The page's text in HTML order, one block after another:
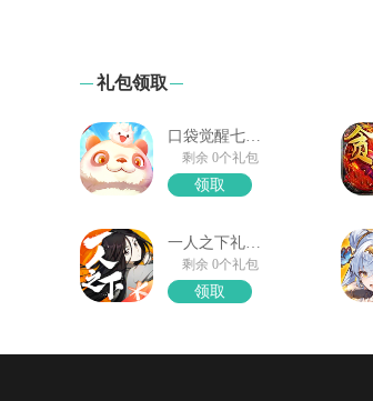
礼包领取
剩余 0个礼包
领取
剩余 0个礼包
领取